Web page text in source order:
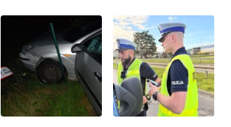
krawiectwo
zawodem
przyszłości i
gdzie się go
nauczyć?
wybuchu
Powstania
Warszawskiego